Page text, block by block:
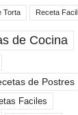
Torta Receta Facil
de Cocina
de Postres
Faciles